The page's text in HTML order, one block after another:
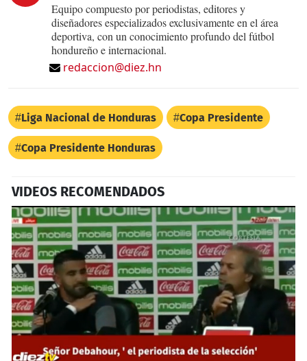
Equipo compuesto por periodistas, editores y
diseñadores especializados exclusivamente en el área
deportiva, con un conocimiento profundo del fútbol
hondureño e internacional.
redaccion@diez.hn
Liga Nacional de Honduras Copa Presidente
Copa Presidente Honduras
VIDEOS RECOMENDADOS